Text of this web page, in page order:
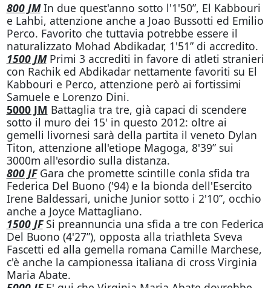
800 JMIn due quest'anno sotto l'1'50”, El Kabbouri
e Lahbi, attenzione anche a Joao Bussotti ed Emilio
Perco. Favorito che tuttavia potrebbe essere il
naturalizzato Mohad Abdikadar, 1'51” di accredito.
1500 JMPrimi 3 accrediti in favore di atleti stranieri
con Rachik ed Abdikadar nettamente favoriti su El
Kabbouri e Perco, attenzione però ai fortissimi
Samuele e Lorenzo Dini.
5000 JM Battaglia tra tre, già capaci di scendere
sotto il muro dei 15' in questo 2012: oltre ai
gemelli livornesi sarà della partita il veneto Dylan
Titon, attenzione all'etiope Magoga, 8'39” sui
3000m all'esordio sulla distanza.
800 JF Gara che promette scintille conla sfida tra
Federica Del Buono ('94) e la bionda dell'Esercito
Irene Baldessari, uniche Junior sotto i 2'10”, occhio
anche a Joyce Mattagliano.
1500 JFSi preannuncia una sfida a tre con Federica
Del Buono (4'27”), opposta alla triathleta Sveva
Fascetti ed alla gemella romana Camille Marchese,
c'è anche la campionessa italiana di cross Virginia
Maria Abate.